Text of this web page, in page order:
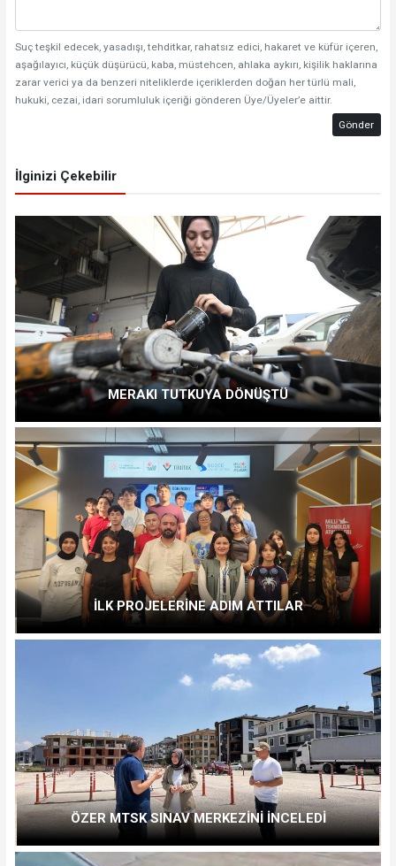
Suç teşkil edecek, yasadışı, tehditkar, rahatsız edici, hakaret ve küfür içeren,
aşağılayıcı, küçük düşürücü, kaba, müstehcen, ahlaka aykırı, kişilik haklarına
zarar verici ya da benzeri niteliklerde içeriklerden doğan her türlü mali,
hukuki, cezai, idari sorumluluk içeriği gönderen Üye/Üyeler’e aittir.
Gönder
İlginizi Çekebilir
MERAKI TUTKUYA DÖNÜŞTÜ
İLK PROJELERİNE ADIM ATTILAR
ÖZER MTSK SINAV MERKEZİNİ İNCELEDİ